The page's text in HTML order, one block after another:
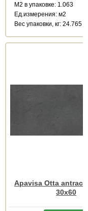
М2 в упаковке: 1.063
Ед.измерения: м2
Веc упаковки, кг: 24.765
Apavisa Otta
30x60